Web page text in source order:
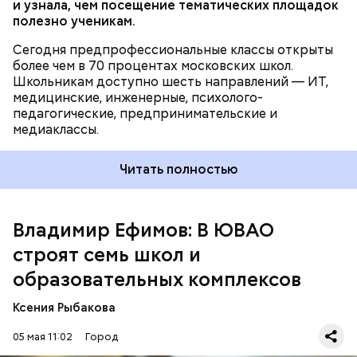
и узнала, чем посещение тематических площадок
полезно ученикам.
Сегодня предпрофессиональные классы открыты
более чем в 70 процентах московских школ.
Школьникам доступно шесть направлений — ИТ,
медицинские, инженерные, психолого-
педагогические, предпринимательские и
медиаклассы.
Читать полностью
Владимир Ефимов: В ЮВАО
строят семь школ и
образовательных комплексов
Ксения Рыбакова
05 мая 11:02 Город
Помимо школ и образовательных комплексов, в
районах Люблино и Марьино Юго-Восточного
административного округа строят три отдельно
стоящих здания детских садов, в совокупности
рассчитанных на 925 малышей, подчеркнули в
инфраструктуры ведется под надзором
специалистов Мосгосстройнадзора.